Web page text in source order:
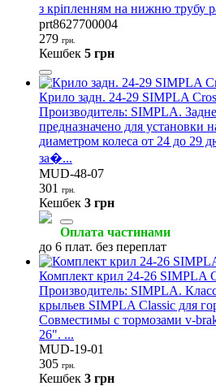
з кріпленням на нижню трубу
prt8627700004
279 грн.
Кешбек 5 грн
Крило задн. 24-29 SIMPLA
Производитель: SIMPLA.
предназначено для установки
диаметром колеса от 24 до 29
за�...
MUD-48-07
301
грн.
Кешбек 3 грн
Оплата частинами
до 6 плат. без переплат
Комплект крил 24-26 SIMPLA
Производитель: SIMPLA.
крыльев SIMPLA Classic для
Совместимы с тормозами v-
26". ...
MUD-19-01
305 грн.
Кешбек 3 грн